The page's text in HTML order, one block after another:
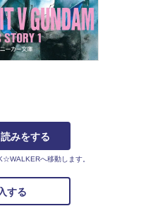
みをする
へ移動します。
する